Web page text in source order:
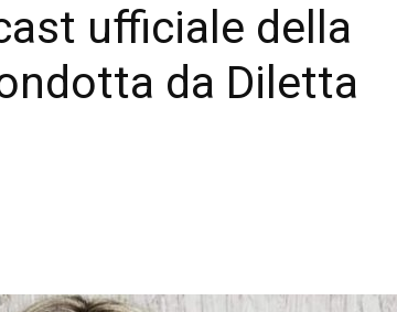
ufficiale della
da Diletta